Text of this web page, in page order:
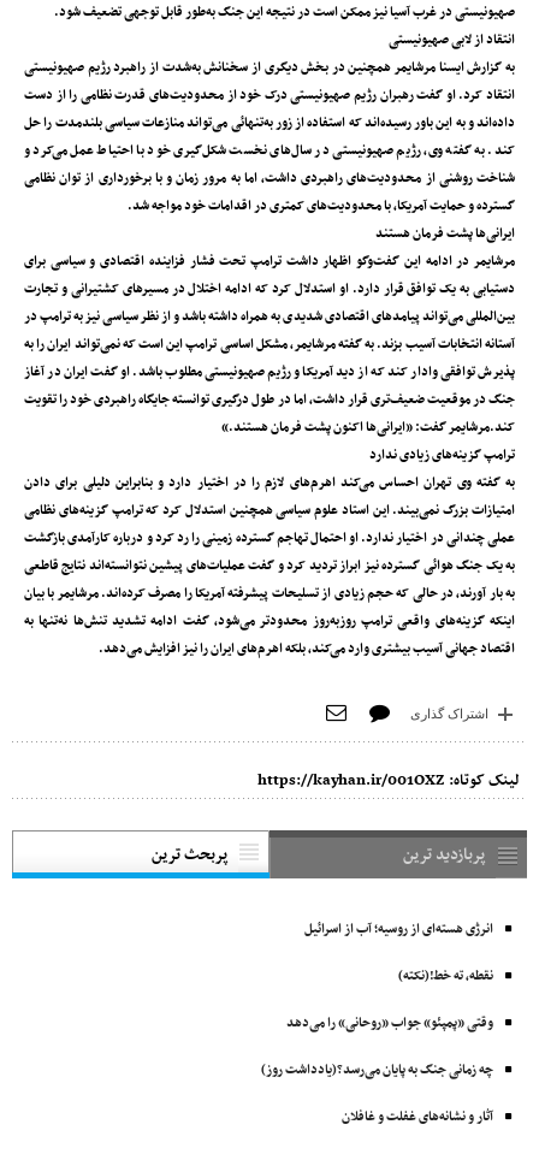
صهیونیستی در غرب آسیا نیز ممکن است در نتیجه این جنگ به‌طور قابل توجهی تضعیف شود.
انتقاد از لابی صهیونیستی
به گزارش ایسنا مرشایمر همچنین در بخش دیگری از سخنانش به‌شدت از راهبرد رژیم صهیونیستی
انتقاد کرد. او گفت رهبران رژیم صهیونیستی درک خود از محدودیت‌های قدرت نظامی را از دست
داده‌اند و به این باور رسیده‌اند که استفاده از زور به‌تنهائی می‌تواند منازعات سیاسی بلندمدت را حل
کند. به گفته وی، رژیم صهیونیستی در سال‌های نخست شکل‌گیری خود با احتیاط عمل می‌کرد و
شناخت روشنی از محدودیت‌های راهبردی داشت، اما به مرور زمان و با برخورداری از توان نظامی
گسترده و حمایت آمریکا، با محدودیت‌های کمتری در اقدامات خود مواجه شد.
ایرانی‌ها پشت فرمان هستند
مرشایمر در ادامه این گفت‌و‌گو اظهار داشت ترامپ تحت فشار فزاینده اقتصادی و سیاسی برای
دستیابی به یک توافق قرار دارد. او استدلال کرد که ادامه اختلال در مسیرهای کشتیرانی و تجارت
بین‌المللی می‌تواند پیامدهای اقتصادی شدیدی به همراه داشته باشد و از نظر سیاسی نیز به ترامپ در
آستانه انتخابات آسیب بزند. به گفته مرشایمر، مشکل اساسی ترامپ این است که نمی‌تواند ایران را به
پذیرش توافقی وادار کند که از دید آمریکا و رژیم صهیونیستی مطلوب باشد. او گفت ایران در آغاز
جنگ در موقعیت ضعیف‌تری قرار داشت، اما در طول درگیری توانسته جایگاه راهبردی خود را تقویت
کند.مرشایمر گفت: «ایرانی‌ها اکنون پشت فرمان هستند.»
ترامپ گزینه‌های زیادی ندارد
به گفته وی تهران احساس می‌کند اهرم‌های لازم را در اختیار دارد و بنابراین دلیلی برای دادن
امتیازات بزرگ نمی‌بیند. این استاد علوم سیاسی همچنین استدلال کرد که ترامپ گزینه‌های نظامی
عملی چندانی در اختیار ندارد. او احتمال تهاجم گسترده زمینی را رد کرد و درباره کارآمدی بازگشت
به یک جنگ هوائی گسترده نیز ابراز تردید کرد و گفت عملیات‌های پیشین نتوانسته‌اند نتایج قاطعی
به‌ بار آورند، در حالی که حجم زیادی از تسلیحات پیشرفته آمریکا را مصرف کرده‌اند. مرشایمر با بیان
اینکه گزینه‌های واقعی ترامپ روزبه‌روز محدودتر می‌شود، گفت ادامه تشدید تنش‌ها نه‌تنها به
اقتصاد جهانی آسیب بیشتری وارد می‌کند، بلکه اهرم‌های ایران را نیز افزایش می‌دهد.
اشتراک گذاری
لینک کوتاه: https://kayhan.ir/001OXZ
پربازدید ترین پربحث ترین
انرژی هسته‌ای از روسیه؛ آب از اسرائیل
نقطه، ته خط!(نکته)
وقتی «پمپئو» جواب «روحانی» را می‌دهد
چه زمانی جنگ به پایان می‌رسد؟(یادداشت روز)
آثار و نشانه‌های غفلت و غافلان